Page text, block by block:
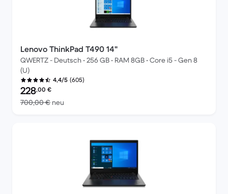
Lenovo ThinkPad T490 14"
QWERTZ - Deutsch • 256 GB • RAM 8GB • Core i5 - Gen 8
(U)
4,4/5 (605)
Preis des erneuerten Produkts:
228,00 €
700,00 € neu